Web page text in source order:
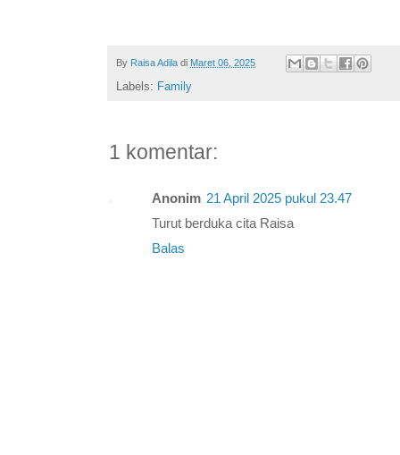
By Raisa Adila di Maret 06, 2025
Labels: Family
1 komentar:
Anonim 21 April 2025 pukul 23.47
Turut berduka cita Raisa
Balas